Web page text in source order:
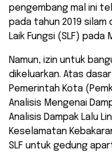
pengembang mal ini
pada tahun 2019
Laik Fungsi (SLF) pada
Namun, izin untuk
dikeluarkan. Atas
Pemerintah Kota
Analisis Mengenai
Analisis Dampak Lalu
Keselamatan
SLF untuk gedung